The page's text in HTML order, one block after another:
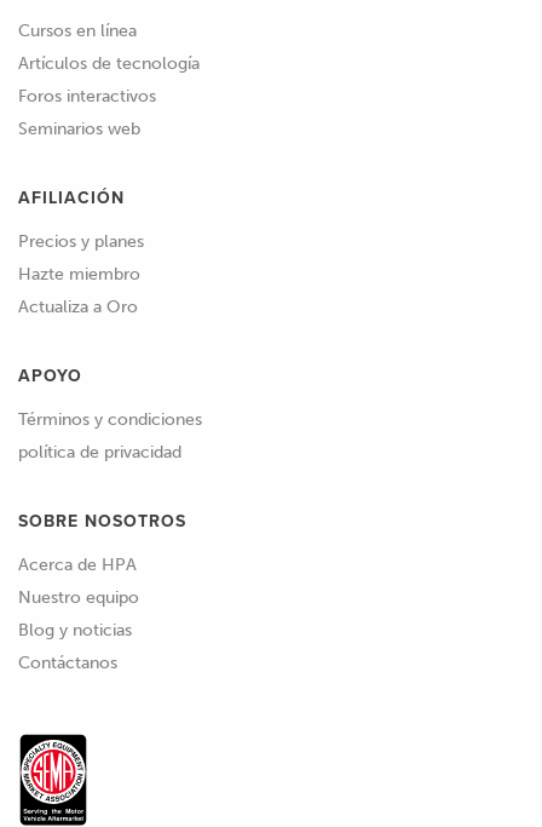
Cursos en línea
Artículos de tecnología
Foros interactivos
Seminarios web
AFILIACIÓN
Precios y planes
Hazte miembro
Actualiza a Oro
APOYO
Términos y condiciones
política de privacidad
SOBRE NOSOTROS
Acerca de HPA
Nuestro equipo
Blog y noticias
Contáctanos